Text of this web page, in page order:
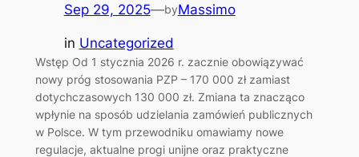
Sep 29, 2025—byMassimo
in Uncategorized
Wstęp Od 1 stycznia 2026 r. zacznie obowiązywać
nowy próg stosowania PZP – 170 000 zł zamiast
dotychczasowych 130 000 zł. Zmiana ta znacząco
wpłynie na sposób udzielania zamówień publicznych
w Polsce. W tym przewodniku omawiamy nowe
regulacje, aktualne progi unijne oraz praktyczne